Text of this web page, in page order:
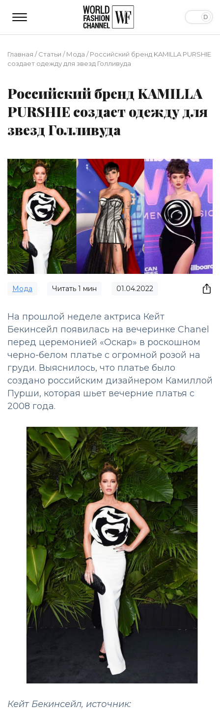
Главная /Статьи /Мода /Российский бренд KAMILLA PURSHIE
создает одежду для звезд Голливуда
Российский бренд KAMILLA
PURSHIE создает одежду для
звезд Голливуда
Мода Читать 1 мин 01.04.2022
На прошлой неделе актриса Кейт
Бекинсейл появилась на вечеринке Chanel
перед церемонией «Оскар» в роскошном
черно-белом платье с огромной розой на
груди. Выяснилось, что платье было
создано российским дизайнером Камиллой
Пурши, которая шьет вечерние платья с
2008 года.
Кейт Бекинсейл, источник: